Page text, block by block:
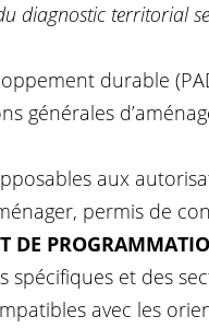
diagnostic territorial
durable
générales
aux
permis de
DE
et des
avec les